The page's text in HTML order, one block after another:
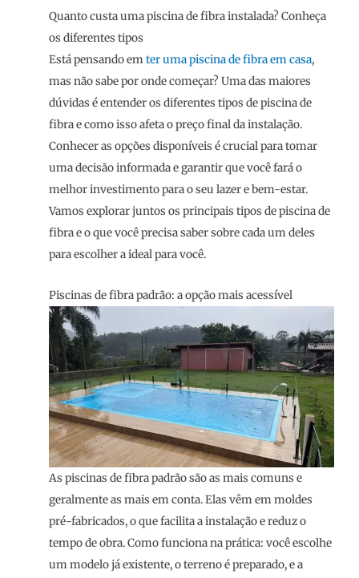
Quanto custa uma piscina de fibra instalada? Conheça
os diferentes tipos
Está pensando emter uma piscina de fibra em casa,
mas não sabe por onde começar? Uma das maiores
dúvidas é entender os diferentes tipos de piscina de
fibra e como isso afeta o preço final da instalação.
Conhecer as opções disponíveis é crucial para tomar
uma decisão informada e garantir que você fará o
melhor investimento para o seu lazer e bem-estar.
Vamos explorar juntos os principais tipos de piscina de
fibra e o que você precisa saber sobre cada um deles
para escolher a ideal para você.
Piscinas de fibra padrão: a opção mais acessível
As piscinas de fibra padrão são as mais comuns e
geralmente as mais em conta. Elas vêm em moldes
pré-fabricados, o que facilita a instalação e reduz o
tempo de obra. Como funciona na prática: você escolhe
um modelo já existente, o terreno é preparado, e a